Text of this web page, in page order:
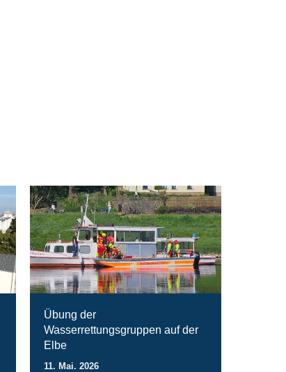
Übung der
Wasserrettungsgruppen auf der
Elbe
11. Mai. 2026